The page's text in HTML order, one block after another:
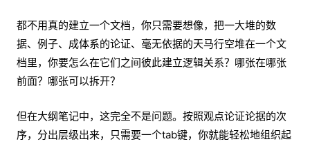
都不用真的建立一个文档，你只需要想像，把一大堆的数
据、例子、成体系的论证、毫无依据的天马行空堆在一个文
档里，你要怎么在它们之间彼此建立逻辑关系？哪张在哪张
前面？哪张可以拆开？
但在大纲笔记中，这完全不是问题。按照观点论证论据的次
序，分出层级出来，只需要一个tab键，你就能轻松地组织起